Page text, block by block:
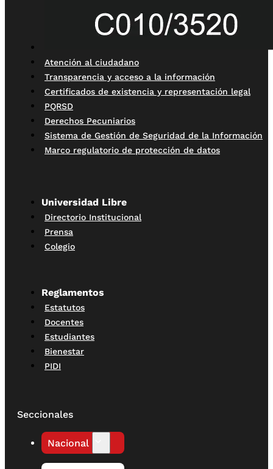
Atención al ciudadano
Transparencia y acceso a la información
Certificados de existencia y representación legal
PQRSD
Derechos Pecuniarios
Sistema de Gestión de Seguridad de la Información
Marco regulatorio de protección de datos
Universidad Libre
Directorio Institucional
Prensa
Colegio
Reglamentos
Estatutos
Docentes
Estudiantes
Bienestar
PIDI
Seccionales
Nacional